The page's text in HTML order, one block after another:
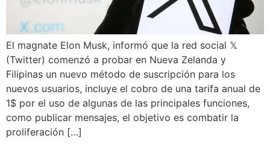
El magnate Elon Musk, informó que la red social 𝕏
(Twitter) comenzó a probar en Nueva Zelanda y
Filipinas un nuevo método de suscripción para los
nuevos usuarios, incluye el cobro de una tarifa anual de
1$ por el uso de algunas de las principales funciones,
como publicar mensajes, el objetivo es combatir la
proliferación […]